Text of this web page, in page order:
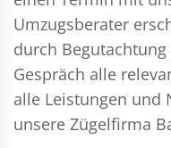
Umzugsberater
durch
Gespräch alle
alle Leistungen und
unsere Zügelfirma